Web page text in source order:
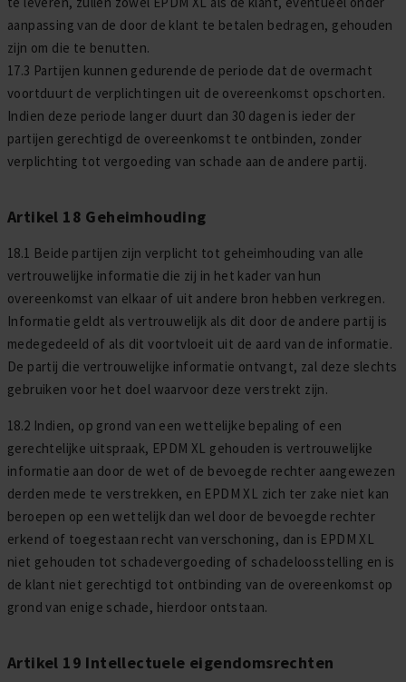
aanpassing van de door de klant te betalen bedragen, gehouden
zijn om die te benutten.
17.3 Partijen kunnen gedurende de periode dat de overmacht
voortduurt de verplichtingen uit de overeenkomst opschorten.
Indien deze periode langer duurt dan 30 dagen is ieder der
partijen gerechtigd de overeenkomst te ontbinden, zonder
verplichting tot vergoeding van schade aan de andere partij.
Artikel 18 Geheimhouding
18.1 Beide partijen zijn verplicht tot geheimhouding van alle
vertrouwelijke informatie die zij in het kader van hun
overeenkomst van elkaar of uit andere bron hebben verkregen.
Informatie geldt als vertrouwelijk als dit door de andere partij is
medegedeeld of als dit voortvloeit uit de aard van de informatie.
De partij die vertrouwelijke informatie ontvangt, zal deze slechts
gebruiken voor het doel waarvoor deze verstrekt zijn.
18.2 Indien, op grond van een wettelijke bepaling of een
gerechtelijke uitspraak, EPDM XL gehouden is vertrouwelijke
informatie aan door de wet of de bevoegde rechter aangewezen
derden mede te verstrekken, en EPDM XL zich ter zake niet kan
beroepen op een wettelijk dan wel door de bevoegde rechter
erkend of toegestaan recht van verschoning, dan is EPDM XL
niet gehouden tot schadevergoeding of schadeloosstelling en is
de klant niet gerechtigd tot ontbinding van de overeenkomst op
grond van enige schade, hierdoor ontstaan.
Artikel 19 Intellectuele eigendomsrechten